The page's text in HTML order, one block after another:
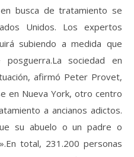
busca de tratamiento se
Unidos. Los expertos
subiendo a medida que
sociedad en
afirmó Peter Provet,
en Nueva York, otro centro
a ancianos adictos.
su abuelo o un padre o
total, 231.200 personas